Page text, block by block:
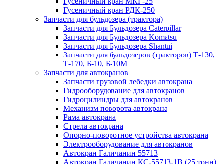
Гусеничный кран РДК-250
Запчасти для бульдозера (трактора)
Запчасти для Бульдозера Caterpillar
Запчасти для Бульдозера Komatsu
Запчасти для Бульдозера Shantui
Запчасти для бульдозеров (тракторов) Т-130,
Т-170, Б-10, Б-10М
Запчасти для автокранов
Запчасти грузовой лебедки автокрана
Гидрооборудование для автокранов
Гидроцилиндры для автокранов
Механизм поворота автокрана
Рама автокрана
Стрела автокрана
Опорно-поворотное устройства автокрана
Электрооборудование для автокранов
Автокран Галичанин 55713
Автокран Галичанин КС-55713-1В (25 тонн)